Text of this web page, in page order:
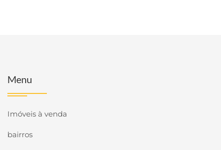
Menu
Imóveis à venda
bairros